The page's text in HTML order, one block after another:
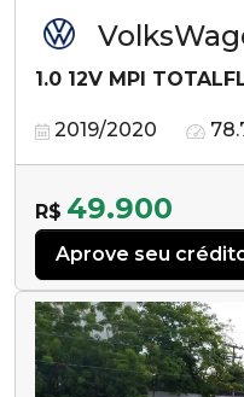
1.0 12V MPI
2019/2020
R$ 49.900
Aprove seu